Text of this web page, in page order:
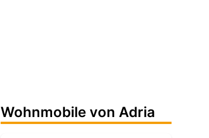
Wohnmobile von Adria